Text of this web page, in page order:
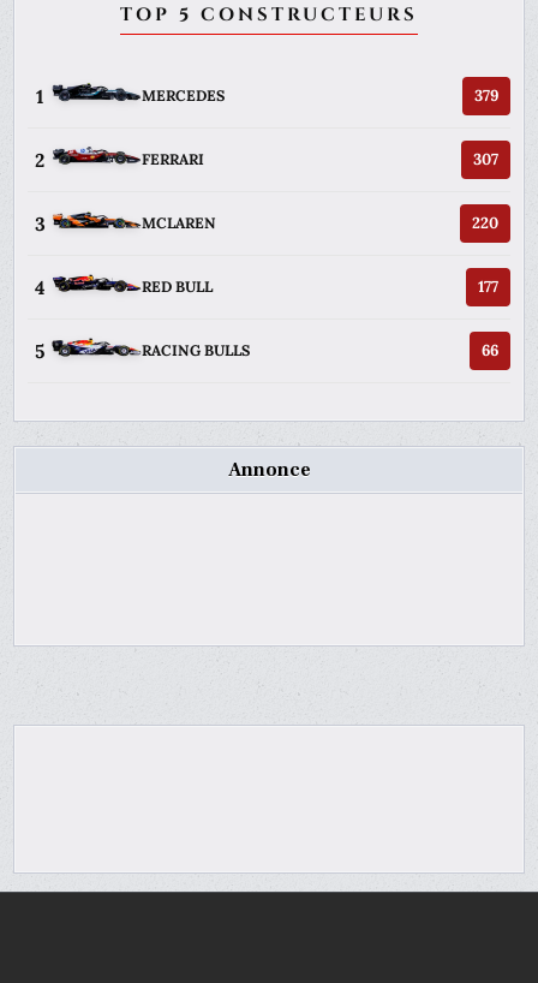
TOP 5 CONSTRUCTEURS
1 MERCEDES 379
2 FERRARI 307
3 MCLAREN 220
4 RED BULL 177
5 RACING BULLS 66
Annonce